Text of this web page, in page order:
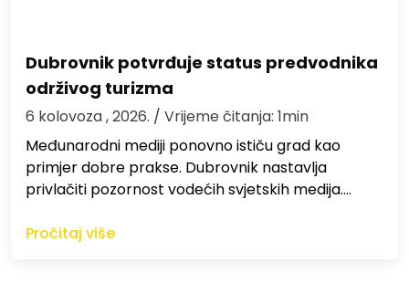
Dubrovnik potvrđuje status predvodnika
održivog turizma
6 kolovoza , 2026. / Vrijeme čitanja: 1min
Međunarodni mediji ponovno ističu grad kao
primjer dobre prakse. Dubrovnik nastavlja
privlačiti pozornost vodećih svjetskih medija.…
Pročitaj više